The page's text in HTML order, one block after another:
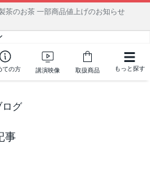
茶のお茶 一部商品値上げのお知らせ
〜断水・燃料不足・停電対策
ての方 講演映像 取扱商品 もっと探す
事